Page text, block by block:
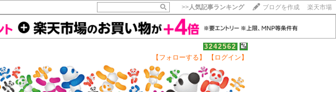
>>人気記事ランキング ブログを作成 楽天市場
3242562
【フォローする】 【ログイン】